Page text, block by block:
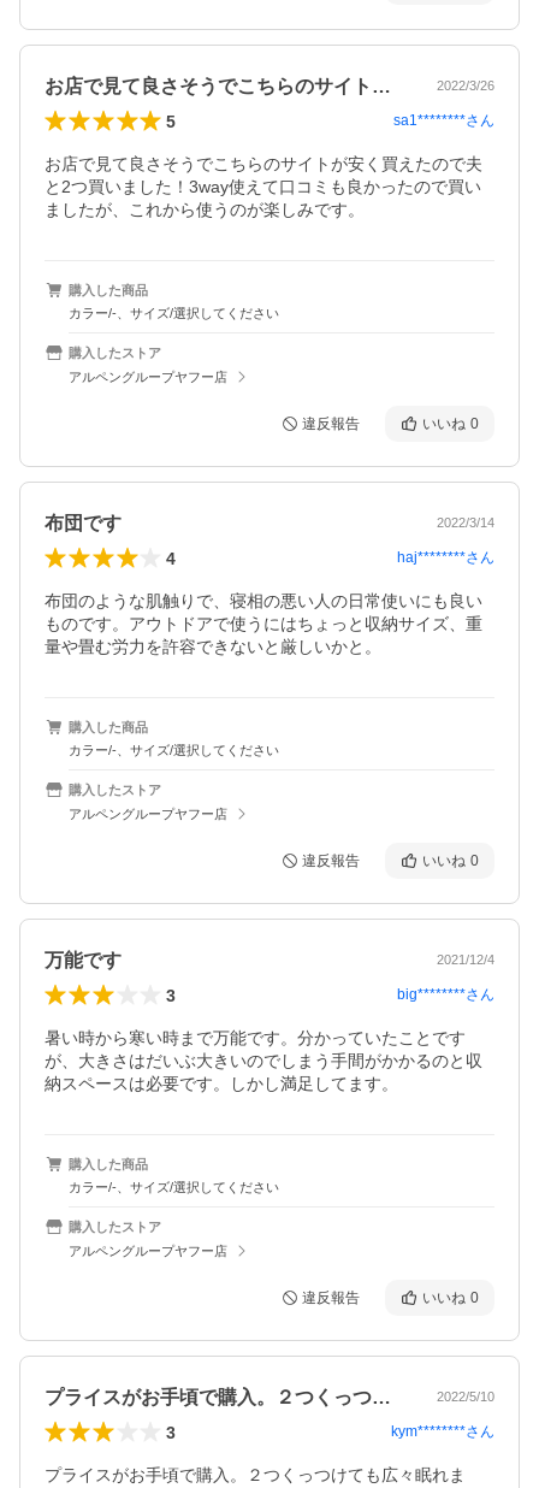
お店で見て良さそうでこちらのサイトが安… 2022/3/26
5 sa1********さん
お店で見て良さそうでこちらのサイトが安く買えたので夫
と2つ買いました！3way使えて口コミも良かったので買い
ましたが、これから使うのが楽しみです。
購入した商品
カラー/-、サイズ/選択してください
購入したストア
アルペングループヤフー店
違反報告 いいね 0
布団です 2022/3/14
4 haj********さん
布団のような肌触りで、寝相の悪い人の日常使いにも良い
ものです。アウトドアで使うにはちょっと収納サイズ、重
購入した商品
カラー/-、サイズ/選択してください
購入したストア
アルペングループヤフー店
違反報告 いいね 0
万能です 2021/12/4
3 big********さん
暑い時から寒い時まで万能です。分かっていたことです
が、大きさはだいぶ大きいのでしまう手間がかかるのと収
納スペースは必要です。しかし満足してます。
購入した商品
カラー/-、サイズ/選択してください
購入したストア
アルペングループヤフー店
違反報告 いいね 0
プライスがお手頃で購入。２つくっつけて… 2022/5/10
3 kym********さん
プライスがお手頃で購入。２つくっつけても広々眠れま